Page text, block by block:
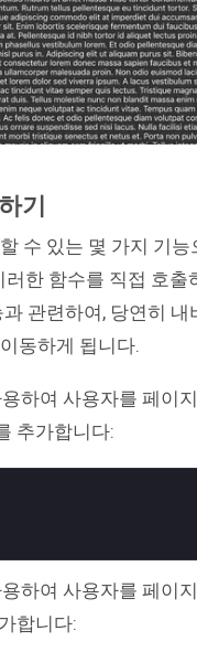
기
수 있는 몇 가지 기
한 함수를 직접 호출
관련하여, 당연히
동하게 됩니다.
하여 사용자를 페이
추가합니다:
하여 사용자를 페이
합니다: